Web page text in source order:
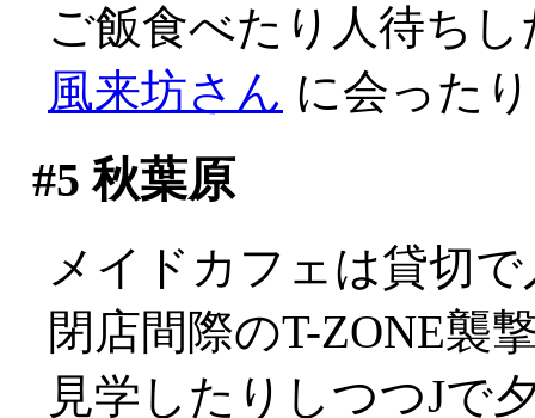
ご飯食べたり人待ち
風来坊さん に会った
#5 秋葉原
メイドカフェは貸切
閉店間際のT-ZONE襲
見学したりしつつJで